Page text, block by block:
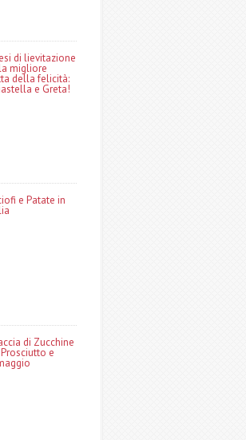
di lievitazione
migliore
della felicità:
e Greta!
e Patate in
di Zucchine
e